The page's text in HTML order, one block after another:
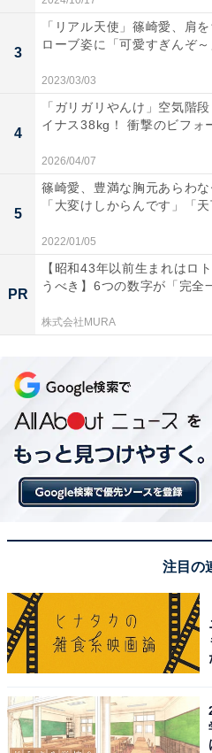
3
「リアル天使」篠崎愛、肩
ローブ姿に「可愛すぎんぞ
2023/03/03
4
「ガリガリやんけ」空気階
イナス38kg！ 衝撃のビフォ
2026/04/07
5
篠崎愛、豊満な胸元あらわ
「大変けしからんです」「
2022/01/05
PR
【昭和43年以前生まれはロ
うべき】6つの数字が「完全
株式会社MURA
注目の